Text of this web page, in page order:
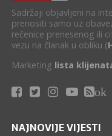
Sadržaji objavljeni na
prenositi samo uz
rečenice prenesenog ili
vezu na članak u obliku (
Marketing lista
ok
NAJNOVIJE VIJESTI